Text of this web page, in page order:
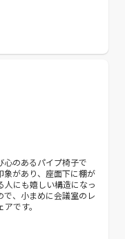
心のあるパイプ椅子で
象があり、座面下に棚が
人にも嬉しい構造になっ
で、小まめに会議室のレ
です。